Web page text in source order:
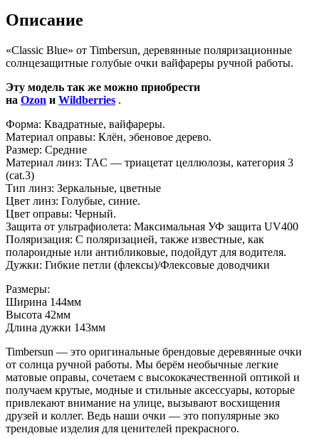
Описание
«Classic Blue» от Timbersun, деревянные поляризационные
солнцезащитные голубые очки вайфареры ручной работы.
Эту модель так же можно приобрести
на Ozon и Wildberries .
Форма: Квадратные, вайфареры.
Материал оправы: Клён, эбеновое дерево.
Размер: Средние
Материал линз: TAC — триацетат целлюлозы, категория 3
(cat.3)
Тип линз: Зеркальные, цветные
Цвет линз: Голубые, синие.
Цвет оправы: Черный.
Защита от ультрафиолета: Максимальная УФ защита UV400
Поляризация: С поляризацией, также известные, как
полароидные или антибликовые, подойдут для водителя.
Дужки: Гибкие петли (флексы)/Флексовые доводчики
Размеры:
Ширина 144мм
Высота 42мм
Длина дужки 143мм
Timbersun — это оригинальные брендовые деревянные очки
от солнца ручной работы. Мы берём необычные легкие
матовые оправы, сочетаем с высококачественной оптикой и
получаем крутые, модные и стильные аксессуары, которые
привлекают внимание на улице, вызывают восхищения
друзей и коллег. Ведь наши очки — это популярные эко
трендовые изделия для ценителей прекрасного.